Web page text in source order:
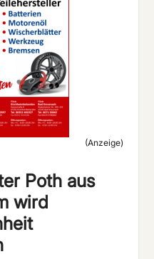
(Anzeige)
Poth aus
wird